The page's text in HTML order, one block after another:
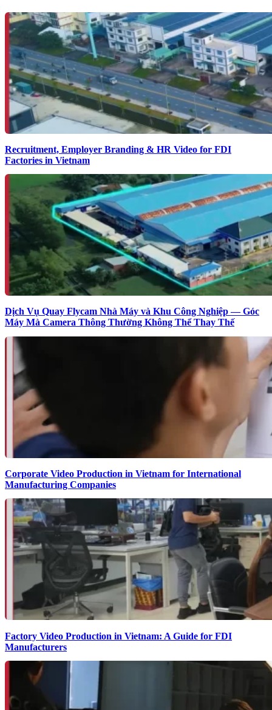
Recruitment, Employer Branding & HR Video for FDI
Factories in Vietnam
Dịch Vụ Quay Flycam Nhà Máy và Khu Công Nghiệp — Góc
Máy Mà Camera Thông Thường Không Thể Thay Thế
Corporate Video Production in Vietnam for International
Manufacturing Companies
Factory Video Production in Vietnam: A Guide for FDI
Manufacturers